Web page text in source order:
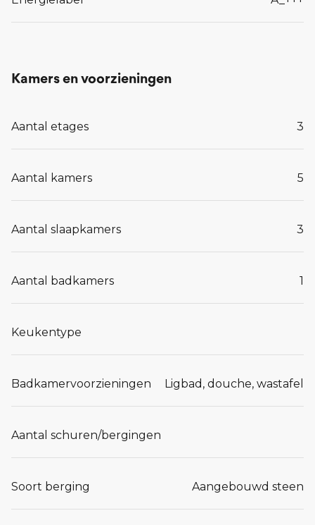
Kamers en voorzieningen
Aantal etages 3
Aantal kamers 5
Aantal slaapkamers 3
Aantal badkamers 1
Keukentype
Badkamervoorzieningen Ligbad, douche, wastafel
Aantal schuren/bergingen
Soort berging Aangebouwd steen